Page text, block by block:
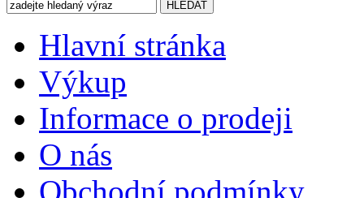
Hlavní stránka
Výkup
Informace o prodeji
O nás
Obchodní podmínky